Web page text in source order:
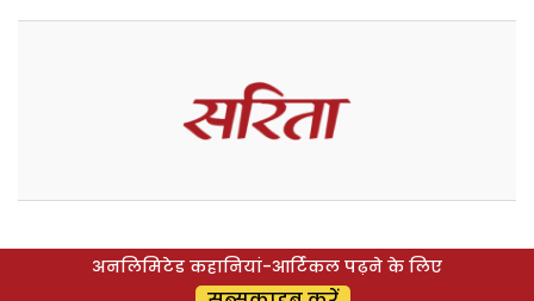
अनलिमिटेड कहानियां-आर्टिकल पढ़ने के लिए